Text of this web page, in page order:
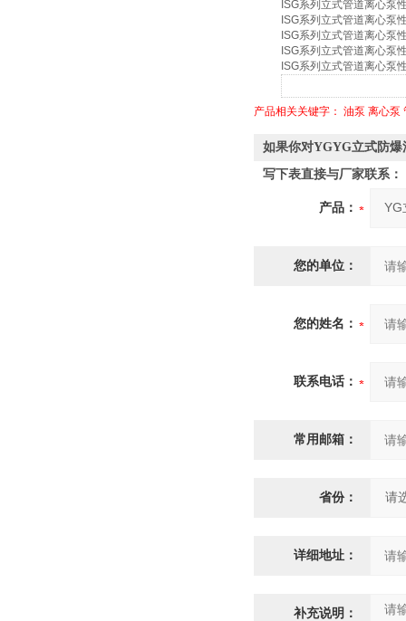
ISG系列立式管道离心泵
ISG系列立式管道离心泵
ISG系列立式管道离心泵
ISG系列立式管道离心泵
ISG系列立式管道离心泵
产品相关关键字： 油泵 离心泵
如果你对YGYG立式防
写下表直接与厂家联系：
产品：
您的单位：
您的姓名：
联系电话：
常用邮箱：
省份：
详细地址：
补充说明：